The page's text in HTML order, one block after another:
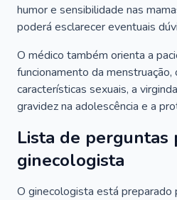
humor e sensibilidade nas
poderá esclarecer eventuais
O médico também orienta a
funcionamento da
características sexuais, a
gravidez na adolescência e a
Lista de perguntas
ginecologista
O ginecologista está preparado